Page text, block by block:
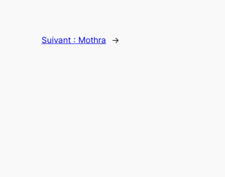
Suivant : Mothra →